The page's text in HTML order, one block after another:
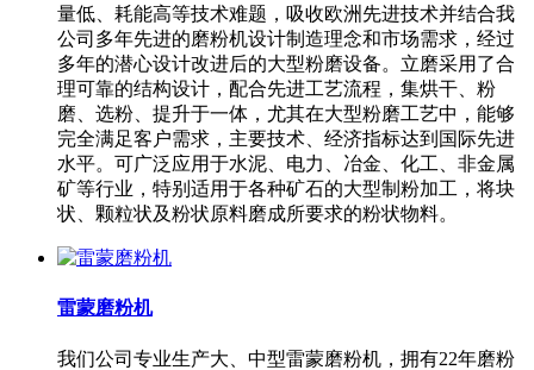
量低、耗能高等技术难题，吸收欧洲先进技术并结合我
公司多年先进的磨粉机设计制造理念和市场需求，经过
多年的潜心设计改进后的大型粉磨设备。立磨采用了合
理可靠的结构设计，配合先进工艺流程，集烘干、粉
磨、选粉、提升于一体，尤其在大型粉磨工艺中，能够
完全满足客户需求，主要技术、经济指标达到国际先进
水平。可广泛应用于水泥、电力、冶金、化工、非金属
矿等行业，特别适用于各种矿石的大型制粉加工，将块
状、颗粒状及粉状原料磨成所要求的粉状物料。
雷蒙磨粉机
我们公司专业生产大、中型雷蒙磨粉机，拥有22年磨粉